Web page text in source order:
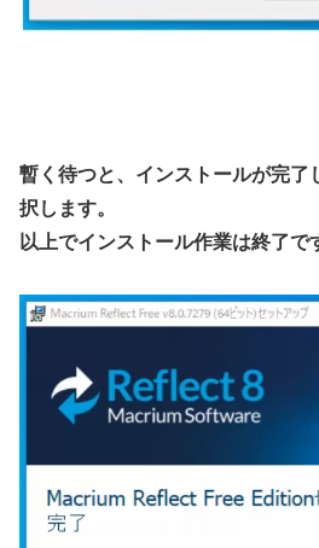
暫く待つと、インストールが完了
択します。
以上でインストール作業は終了で